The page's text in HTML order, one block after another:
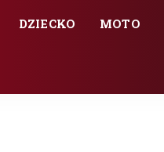
DZIECKO MOTO